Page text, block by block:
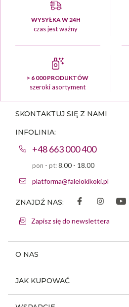
WYSYŁKA W 24H
czas jest ważny
> 6 000 PRODUKTÓW
szeroki asortyment
O NAS
JAK KUPOWAĆ
SKONTAKTUJ SIĘ Z NAMI
INFOLINIA:
+48 663 000 400
pon - pt:8.00 - 18.00
platforma@falelokikoki.pl
ZNAJDŹ NAS:
Zapisz się do newslettera